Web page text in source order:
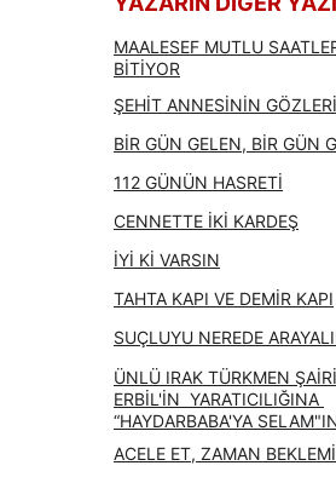
ACELE ET, ZAMAN
ÜNLÜ IRAK TÜRKMEN
ERBİL'İN  YARATICILIĞINA
“HAYDARBABA'YA
SUÇLUYU NEREDE
İYİ Kİ VARSIN
TAHTA KAPI VE DEMİR KAPI
CENNETTE İKİ KARDEŞ
112 GÜNÜN HASRETİ
BİR GÜN GELEN, BİR GÜN
ŞEHİT ANNESİNİN
MAALESEF MUTLU
BİTİYOR